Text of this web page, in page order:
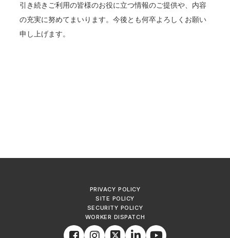
引き続きご利用の皆様のお役に立つ情報のご提供や、内容
の充実に努めてまいります。今後とも何卒よろしくお願い
申し上げます。
PRIVACY POLICY
SITE POLICY
SECURITY POLICY
WORKER DISPATCH